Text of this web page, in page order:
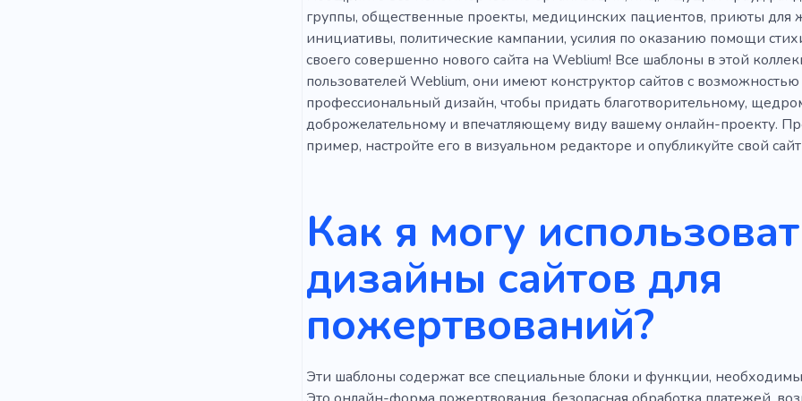
Домашнее насилие
Правительство Горе Человечество
Античный
Аккумулятор Уход за вещами
Молитва
Реклама Копирайтинг Стратегия Бренд
Содержимое
Маркетинг Эссе Аналитика
Текст
Комиссии
Молясь Заседание Конференция
Демонстрировать
Обучение Достижение цели
группы, общественные проекты, медицинских пациентов, приюты для
инициативы, политические кампании, усилия по оказанию помощи
своего совершенно нового сайта на Weblium! Все шаблоны в этой
пользователей Weblium, они имеют конструктор сайтов с
профессиональный дизайн, чтобы придать благотворительному,
доброжелательному и впечатляющему виду вашему онлайн-проекту.
пример, настройте его в визуальном редакторе и опубликуйте свой
Как я могу
дизайны сайтов для
пожертвований?
Эти шаблоны содержат все специальные блоки и функции,